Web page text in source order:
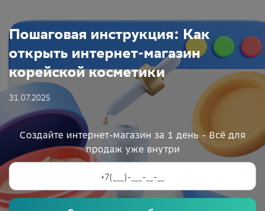
Пошаговая инструкция: Как
открыть интернет-магазин
корейской косметики
31.07.2025
Создайте интернет-магазин за 1 день - Всё для
продаж уже внутри